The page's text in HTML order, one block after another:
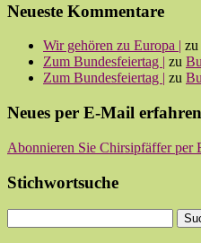
Neueste Kommentare
Wir gehören zu Europa | zu
Zum Bundesfeiertag | zu
Zum Bundesfeiertag | zu
Neues per E-Mail erfahren
Abonnieren Sie Chirsipfäffer per
Stichwortsuche